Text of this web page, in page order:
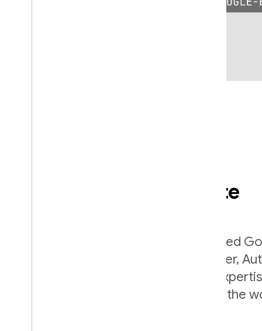
Segurança abrangente
Built by the same team that developed
Lock and Chrome Password Manager,
securely applies Google's internal
of the largest account databases in the